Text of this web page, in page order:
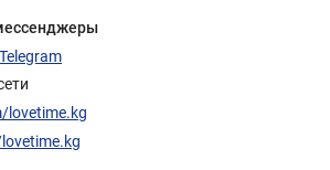
Telegram
lovetime.kg